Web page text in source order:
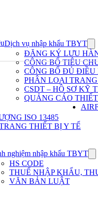
Dịch vụ nhập khẩu TBYT
for
vụ
ĐĂNG KÝ LƯU
CÔNG BỐ TIÊU
CÔNG BỐ ĐỦ ĐIỀU
PHÂN LOẠI
CSDT – HỒ SƠ KỸ
QUẢNG CÁO
ISO 13485
THIẾT BỊ Y TẾ
nghiệm nhập khẩu TBYT
HS CODE
THUẾ NHẬP KHẨU,
VĂN BẢN LUẬT